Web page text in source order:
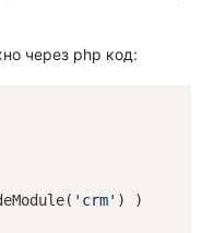
через php код:
'crm' ) )